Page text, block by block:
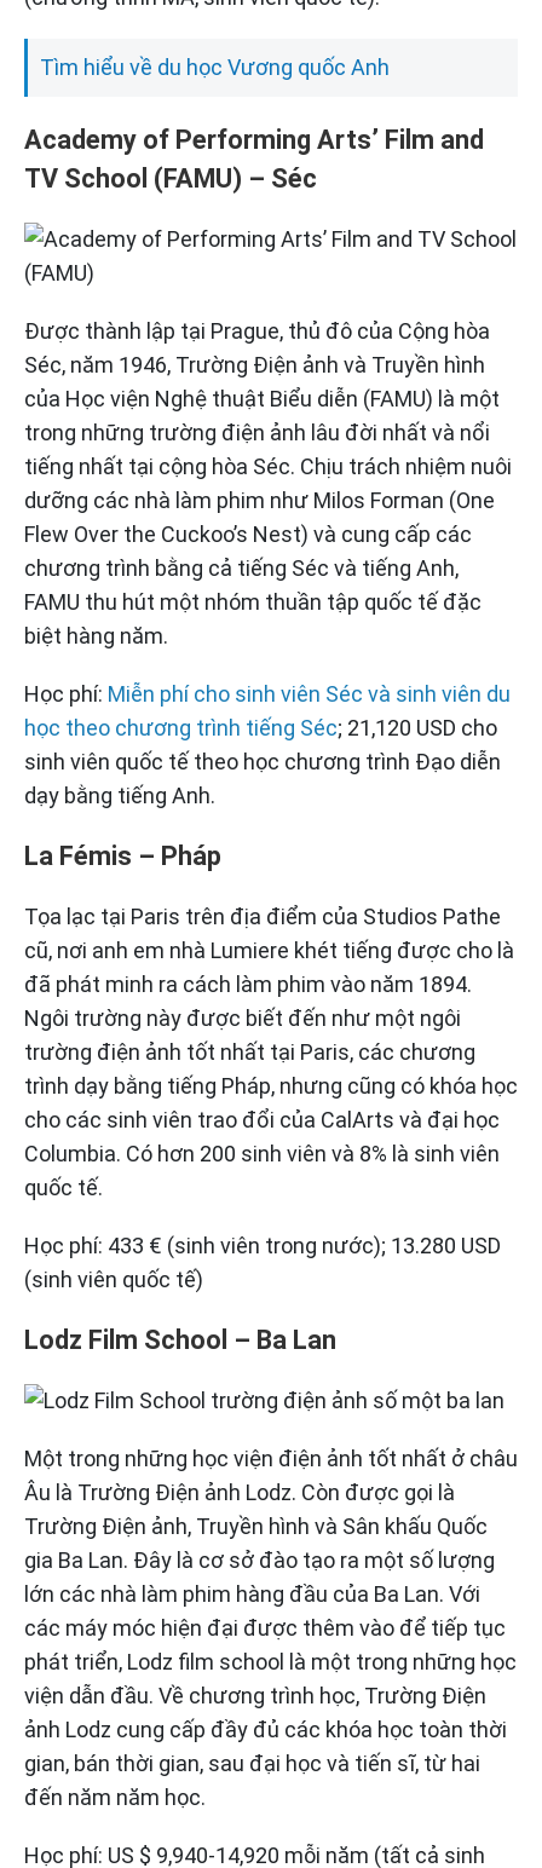
Tìm hiểu về du học Vương quốc Anh
Academy of Performing Arts’ Film and
TV School (FAMU) – Séc
Được thành lập tại Prague, thủ đô của Cộng hòa
Séc, năm 1946, Trường Điện ảnh và Truyền hình
của Học viện Nghệ thuật Biểu diễn (FAMU) là một
trong những trường điện ảnh lâu đời nhất và nổi
tiếng nhất tại cộng hòa Séc. Chịu trách nhiệm nuôi
dưỡng các nhà làm phim như Milos Forman (One
Flew Over the Cuckoo’s Nest) và cung cấp các
chương trình bằng cả tiếng Séc và tiếng Anh,
FAMU thu hút một nhóm thuần tập quốc tế đặc
biệt hàng năm.
Học phí: Miễn phí cho sinh viên Séc và sinh viên du
học theo chương trình tiếng Séc; 21,120 USD cho
sinh viên quốc tế theo học chương trình Đạo diễn
dạy bằng tiếng Anh.
La Fémis – Pháp
Tọa lạc tại Paris trên địa điểm của Studios Pathe
cũ, nơi anh em nhà Lumiere khét tiếng được cho là
đã phát minh ra cách làm phim vào năm 1894.
Ngôi trường này được biết đến như một ngôi
trường điện ảnh tốt nhất tại Paris, các chương
trình dạy bằng tiếng Pháp, nhưng cũng có khóa học
cho các sinh viên trao đổi của CalArts và đại học
Columbia. Có hơn 200 sinh viên và 8% là sinh viên
quốc tế.
Học phí: 433 € (sinh viên trong nước); 13.280 USD
(sinh viên quốc tế)
Lodz Film School – Ba Lan
Một trong những học viện điện ảnh tốt nhất ở châu
Âu là Trường Điện ảnh Lodz. Còn được gọi là
Trường Điện ảnh, Truyền hình và Sân khấu Quốc
gia Ba Lan. Đây là cơ sở đào tạo ra một số lượng
lớn các nhà làm phim hàng đầu của Ba Lan. Với
các máy móc hiện đại được thêm vào để tiếp tục
phát triển, Lodz film school là một trong những học
viện dẫn đầu. Về chương trình học, Trường Điện
ảnh Lodz cung cấp đầy đủ các khóa học toàn thời
gian, bán thời gian, sau đại học và tiến sĩ, từ hai
đến năm năm học.
Học phí: US $ 9,940-14,920 mỗi năm (tất cả sinh